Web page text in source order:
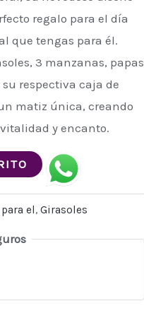
regalo para el día
que tengas para él.
3 manzanas, papas
respectiva caja de
matiz única, creando
y encanto.
el, Girasoles